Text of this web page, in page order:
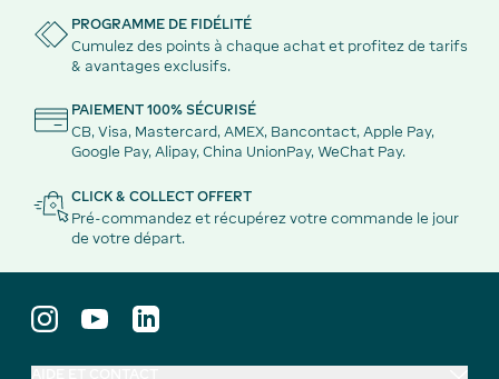
PROGRAMME DE FIDÉLITÉ
Cumulez des points à chaque achat et profitez de tarifs
& avantages exclusifs.
PAIEMENT 100% SÉCURISÉ
CB, Visa, Mastercard, AMEX, Bancontact, Apple Pay,
Google Pay, Alipay, China UnionPay, WeChat Pay.
CLICK & COLLECT OFFERT
Pré-commandez et récupérez votre commande le jour
de votre départ.